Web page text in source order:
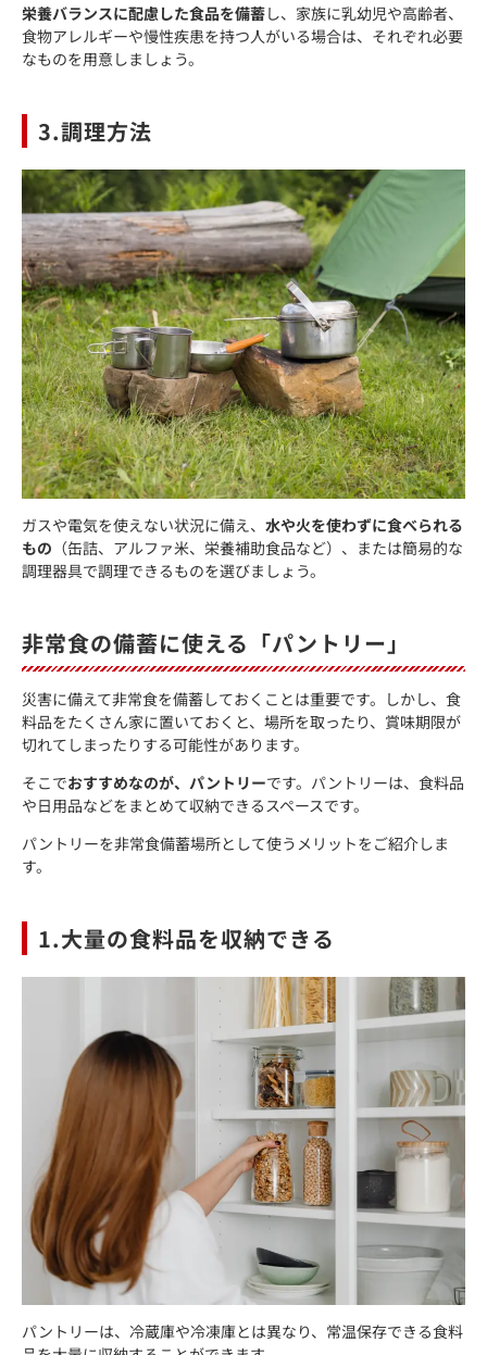
栄養バランスに配慮した食品を備蓄し、家族に乳幼児や高齢者、
食物アレルギーや慢性疾患を持つ人がいる場合は、それぞれ必要
なものを用意しましょう。
3.調理方法
ガスや電気を使えない状況に備え、 水や火を使わずに食べられる
もの （缶詰、アルファ米、栄養補助食品など）、または簡易的な
調理器具で調理できるものを選びましょう。
非常食の備蓄に使える「パントリー」
災害に備えて非常食を備蓄しておくことは重要です。しかし、食
料品をたくさん家に置いておくと、場所を取ったり、賞味期限が
切れてしまったりする可能性があります。
そこでおすすめなのが、パントリーです。パントリーは、食料品
や日用品などをまとめて収納できるスペースです。
パントリーを非常食備蓄場所として使うメリットをご紹介しま
す。
1.大量の食料品を収納できる
パントリーは、冷蔵庫や冷凍庫とは異なり、常温保存できる食料